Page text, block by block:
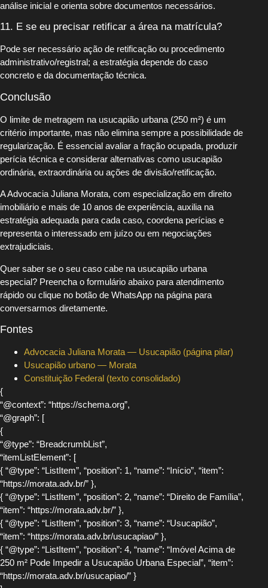
análise inicial e orienta sobre documentos necessários.
11. E se eu precisar retificar a área na matrícula?
Pode ser necessário ação de retificação ou procedimento
administrativo/registral; a estratégia depende do caso
concreto e da documentação técnica.
Conclusão
O limite de metragem na usucapião urbana (250 m²) é um
critério importante, mas não elimina sempre a possibilidade de
regularização. É essencial avaliar a fração ocupada, produzir
perícia técnica e considerar alternativas como usucapião
ordinária, extraordinária ou ações de divisão/retificação.
A Advocacia Juliana Morata, com especialização em direito
imobiliário e mais de 10 anos de experiência, auxilia na
estratégia adequada para cada caso, coordena perícias e
representa o interessado em juízo ou em negociações
extrajudiciais.
Quer saber se o seu caso cabe na usucapião urbana
especial? Preencha o formulário abaixo para atendimento
rápido ou clique no botão de WhatsApp na página para
conversarmos diretamente.
Fontes
Advocacia Juliana Morata — Usucapião (página pilar)
Usucapião urbano — Morata
Constituição Federal (texto consolidado)
{
“@context”: “https://schema.org”,
“@graph”: [
{
“@type”: “BreadcrumbList”,
“itemListElement”: [
{ “@type”: “ListItem”, “position”: 1, “name”: “Início”, “item”:
“https://morata.adv.br/” },
{ “@type”: “ListItem”, “position”: 2, “name”: “Direito de Família”,
“item”: “https://morata.adv.br/” },
{ “@type”: “ListItem”, “position”: 3, “name”: “Usucapião”,
“item”: “https://morata.adv.br/usucapiao/” },
{ “@type”: “ListItem”, “position”: 4, “name”: “Imóvel Acima de
250 m² Pode Impedir a Usucapião Urbana Especial”, “item”:
“https://morata.adv.br/usucapiao/” }